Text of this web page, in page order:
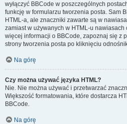
wyłączyć BBCode w poszczególnych
funkcję w formularzu tworzenia posta. Sam
HTML-a, ale znaczniki zawarte są w
zamiast w używanych w HTML-u nawiasach
więcej informacji o BBCode, zapoznaj się z
strony tworzenia posta po kliknięciu
Na górę
Czy można używać języka HTML?
Nie. Nie można używać i przetwarzać
Większość formatowania, które dostarcza
BBCode.
Na górę